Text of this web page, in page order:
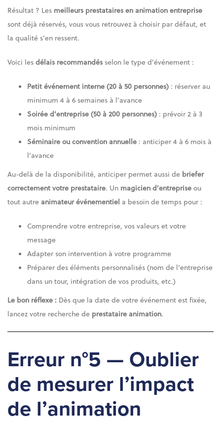
Résultat ? Les meilleurs prestataires en animation entreprise
sont déjà réservés, vous vous retrouvez à choisir par défaut, et
la qualité s’en ressent.
Voici lesdélais recommandés selon le type d’événement :
Petit événement interne (20 à 50 personnes) : réserver au
minimum 4 à 6 semaines à l’avance
Soirée d’entreprise (50 à 200 personnes) : prévoir 2 à 3
mois minimum
Séminaire ou convention annuelle : anticiper 4 à 6 mois à
l’avance
Au-delà de la disponibilité, anticiper permet aussi de briefer
correctement votre prestataire. Un magicien d’entrepriseou
tout autre animateur événementiel a besoin de temps pour :
Comprendre votre entreprise, vos valeurs et votre
message
Adapter son intervention à votre programme
Préparer des éléments personnalisés (nom de l’entreprise
dans un tour, intégration de vos produits, etc.)
Le bon réflexe : Dès que la date de votre événement est fixée,
lancez votre recherche de prestataire animation.
Erreur n°5 — Oublier
de mesurer l’impact
de l’animation